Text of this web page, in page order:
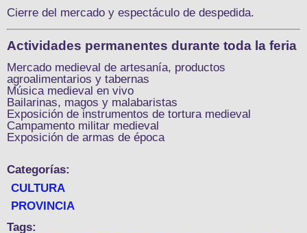
Cierre del mercado y espectáculo de despedida.
Actividades permanentes durante toda la feria
Mercado medieval de artesanía, productos
agroalimentarios y tabernas
Música medieval en vivo
Bailarinas, magos y malabaristas
Exposición de instrumentos de tortura medieval
Campamento militar medieval
Exposición de armas de época
Categorías:
CULTURA
PROVINCIA
Tags: